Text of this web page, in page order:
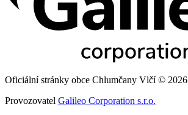
Oficiální stránky obce Chlumčany Vlčí © 2026
Provozovatel Galileo Corporation s.r.o.